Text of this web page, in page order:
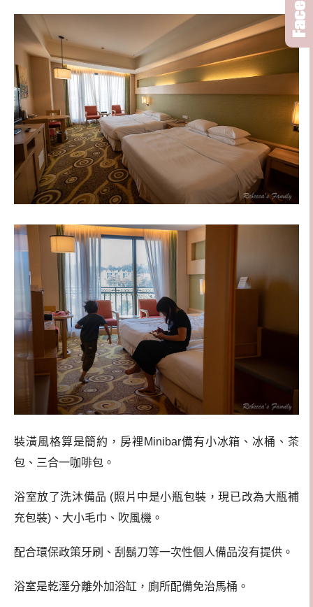
裝潢風格算是簡約，房裡Minibar備有小冰箱、冰桶、茶
包、三合一咖啡包。
浴室放了洗沐備品 (照片中是小瓶包裝，現已改為大瓶補
充包裝)、大小毛巾、吹風機。
配合環保政策牙刷、刮鬍刀等一次性個人備品沒有提供。
浴室是乾溼分離外加浴缸，廁所配備免治馬桶。